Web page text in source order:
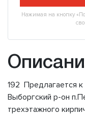
Нажимая на кнопку
192 Предлагается
Выборгский р-он
трехэтажного